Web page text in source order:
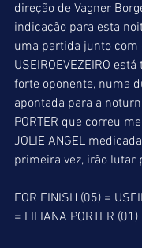
direção de Vagner
indicação para esta
uma partida junto com
USEIROEVEZEIRO
forte oponente, numa
apontada para a
PORTER que correu
JOLIE ANGEL
primeira vez, irão lutar
FOR FINISH (05) =
= LILIANA PORTER (01)